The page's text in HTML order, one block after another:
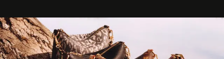
sculpture.